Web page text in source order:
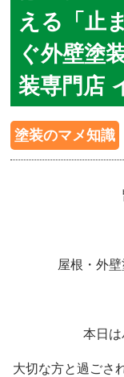
える「止
ぐ外壁塗
装専門店
塗装のマメ知識
屋根・外
本日は
大切な方と過ごさ